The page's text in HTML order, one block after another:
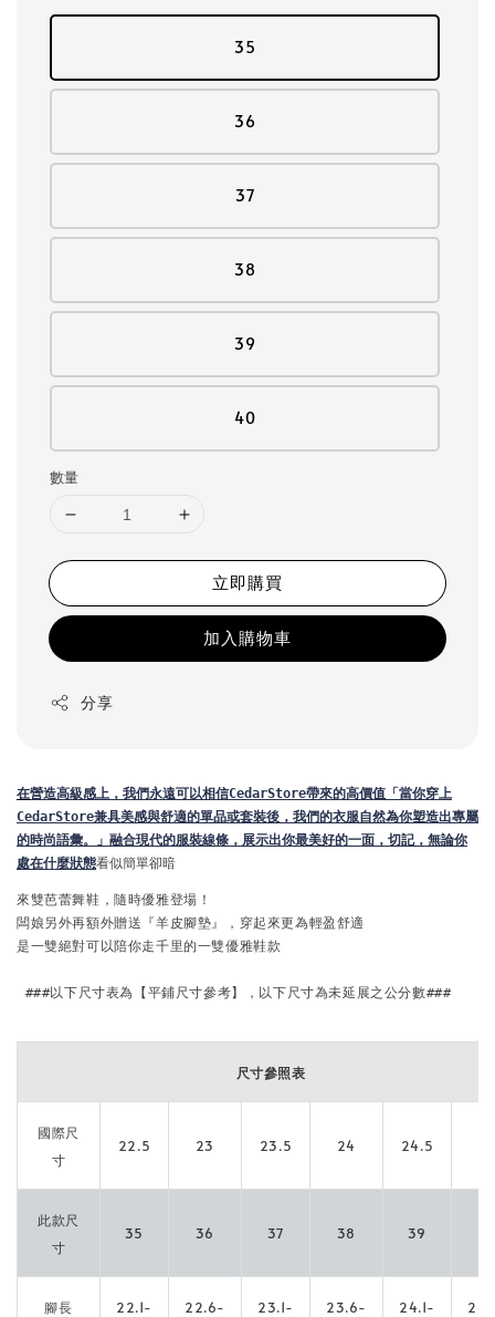
35
36
37
38
39
40
數量
立即購買
加入購物車
分享
在營造高級感上，我們永遠可以相信CedarStore帶來的高價值「當你穿上
CedarStore兼具美感與舒適的單品或套裝後，我們的衣服自然為你塑造出專屬
的時尚語彙。」 融合現代的服裝線條，展示出你最美好的一面，切記，無論你
處在什麼狀態看似簡單卻暗
來雙芭蕾舞鞋，隨時優雅登場！
闆娘另外再額外贈送『羊皮腳墊』，穿起來更為輕盈舒適
是一雙絕對可以陪你走千里的一雙優雅鞋款
尺寸參照表
國際尺
寸
22.5 23 23.5 24 24.5
此款尺
寸
35 36 37 38 39
腳長 22.1- 22.6- 23.1- 23.6- 24.1-